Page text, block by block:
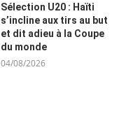
Sélection U20 : Haïti
s’incline aux tirs au but
et dit adieu à la Coupe
du monde
04/08/2026